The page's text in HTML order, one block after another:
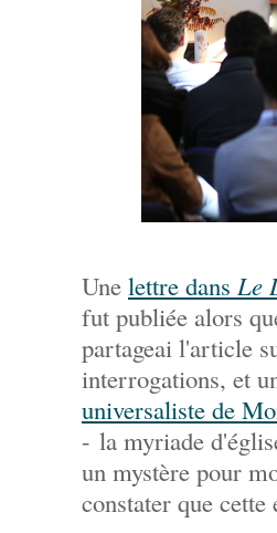
Une lettre dans Le
fut publiée alors
partageai l'article
interrogations, et
universaliste de
- la myriade
un mystère pour
constater que